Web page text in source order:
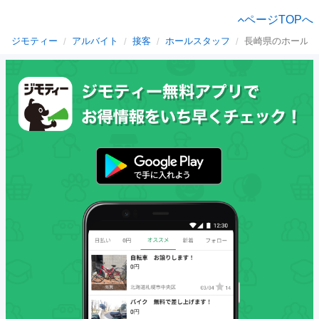
ページTOPへ
ジモティー アルバイト 接客 ホールスタッフ 長崎県のホール